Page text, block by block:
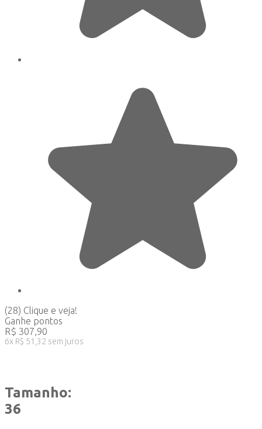
(28) Clique e veja!
Ganhe pontos
R$ 307,90
6x R$ 51,32 sem juros
Tamanho:
36